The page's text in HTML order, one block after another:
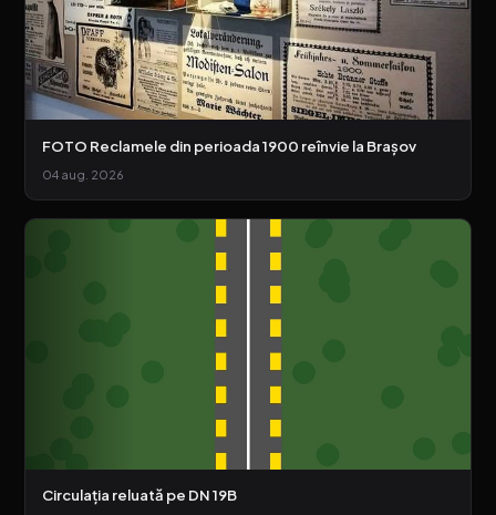
FOTO Reclamele din perioada 1900 reînvie la Brașov
04 aug. 2026
Circulația reluată pe DN 19B